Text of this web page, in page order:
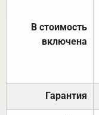
В стоимость
включена
Гарантия